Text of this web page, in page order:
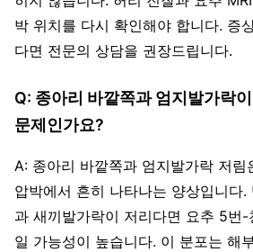
박 위치를 다시 확인해야 합니다. 증
다면 전문의 상담을 권장드립니다.
Q: 종아리 바깥쪽과 엄지발가락
문제인가요?
A: 종아리 바깥쪽과 엄지발가락 저
압박에서 흔히 나타나는 양상입니다.
과 새끼발가락이 저리다면 요추 5번-
일 가능성이 높습니다. 이 분포는 해